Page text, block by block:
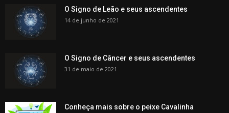
O Signo de Leão e seus ascendentes
14 de junho de 2021
O Signo de Câncer e seus ascendentes
31 de maio de 2021
Conheça mais sobre o peixe Cavalinha